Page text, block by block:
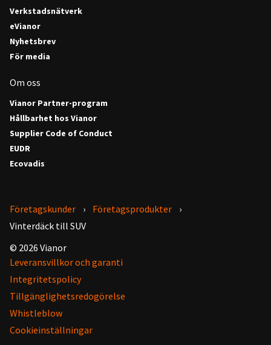
Verkstadsnätverk
eVianor
Nyhetsbrev
För media
Om oss
Vianor Partner-program
Hållbarhet hos Vianor
Supplier Code of Conduct
EUDR
Ecovadis
Företagskunder
Företagsprodukter
Vinterdäck till SUV
© 2026 Vianor
Leveransvillkor och garanti
Integritetspolicy
Tillgänglighetsredogörelse
Whistleblow
Cookieinställningar